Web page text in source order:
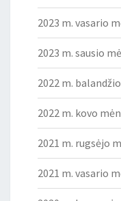
2023 m. vasario
2023 m. sausio
2022 m.
2022 m. kovo
2021 m. rugsėjo
2021 m. vasario